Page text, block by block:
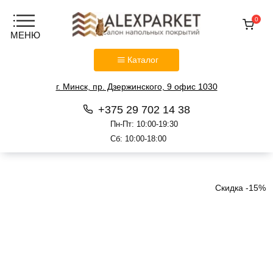
Каталог
г. Минск, пр. Дзержинского, 9 офис 1030
+375 29 702 14 38
Пн-Пт: 10:00-19:30
Сб: 10:00-18:00
0
Скидка -15%